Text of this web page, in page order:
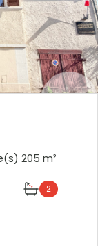
Maison 7 pièce(s) 3 chambre(s) 205 m²
2